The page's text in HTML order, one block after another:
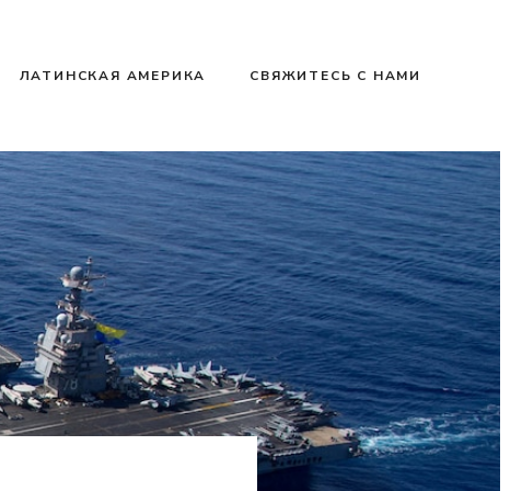
ЛАТИНСКАЯ АМЕРИКА СВЯЖИТЕСЬ С НАМИ